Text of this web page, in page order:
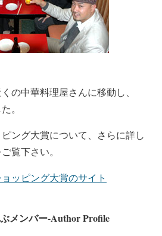
の中華料理屋さんに移動し、
。
ング大賞について、さらに詳し
覧下さい。
ッピング大賞のサイト
メンバー-Author Profile